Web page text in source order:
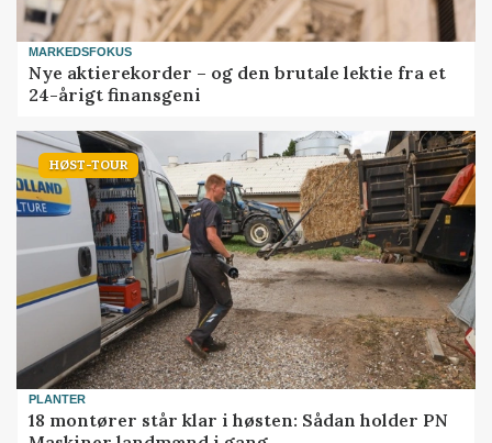
MARKEDSFOKUS
Nye aktierekorder – og den brutale lektie fra et
24-årigt finansgeni
HØST-TOUR
PLANTER
18 montører står klar i høsten: Sådan holder PN